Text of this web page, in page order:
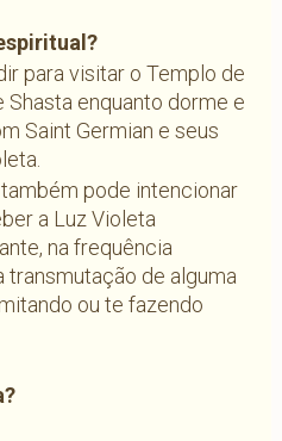
para visitar o Templo de
Shasta enquanto dorme e
Saint Germian e seus
pode intencionar
a Luz Violeta
na frequência
transmutação de alguma
ou te fazendo